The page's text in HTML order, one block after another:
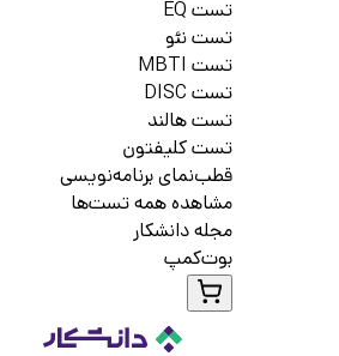
تست EQ
تست نئو
تست MBTI
تست DISC
تست هالند
تست کلیفتون
قطب‌نمای برنامه‌نویسی
مشاهده همه تست‌ها
مجله دانشکار
بوت‌کمپ